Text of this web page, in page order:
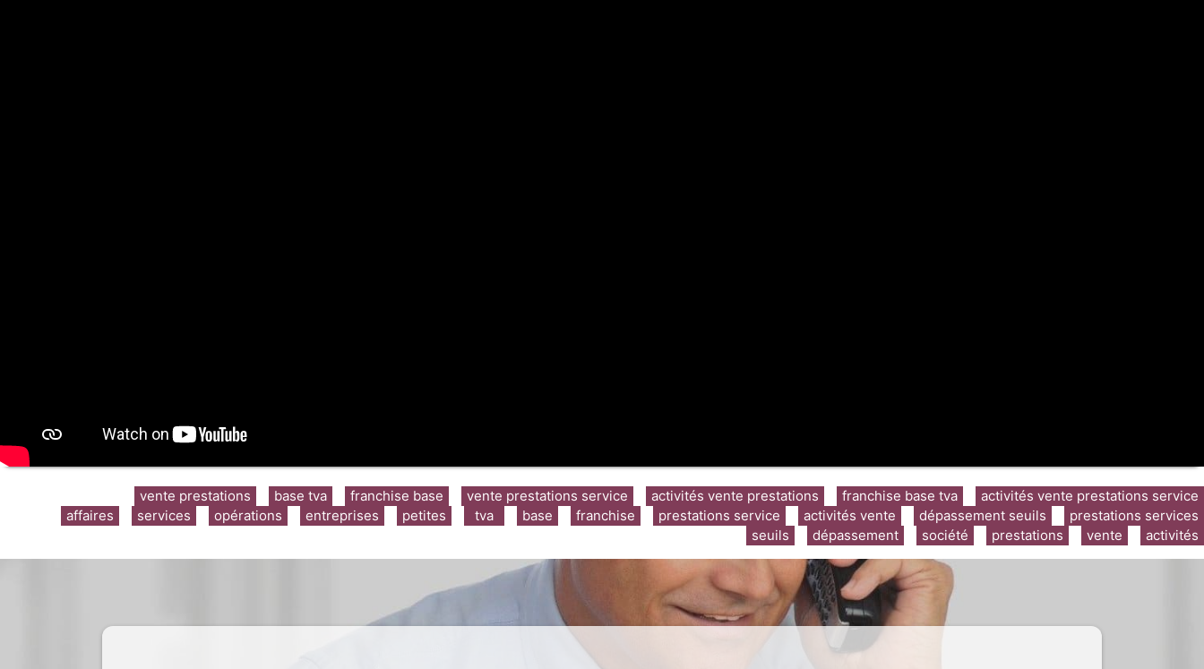
activités vente prestations service
franchise base tva
activités vente prestations
vente prestations service
franchise base
base tva
vente prestations
prestations services
dépassement seuils
activités vente
prestations service
franchise
base
tva
petites
entreprises
opérations
services
affaires
activités
vente
prestations
société
dépassement
seuils